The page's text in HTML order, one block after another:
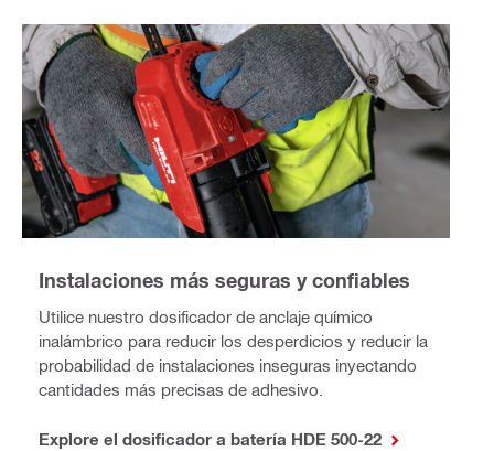
Instalaciones más seguras y confiables
Utilice nuestro dosificador de anclaje químico
inalámbrico para reducir los desperdicios y reducir la
probabilidad de instalaciones inseguras inyectando
cantidades más precisas de adhesivo.
Explore el dosificador a batería HDE 500-22